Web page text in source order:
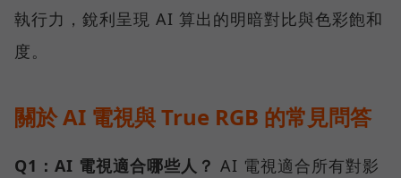
執行力，銳利呈現 AI 算出的明暗對比與色彩飽和
度。
關於 AI 電視與 True RGB 的常見問答
Q1：AI 電視適合哪些人？ AI 電視適合所有對影